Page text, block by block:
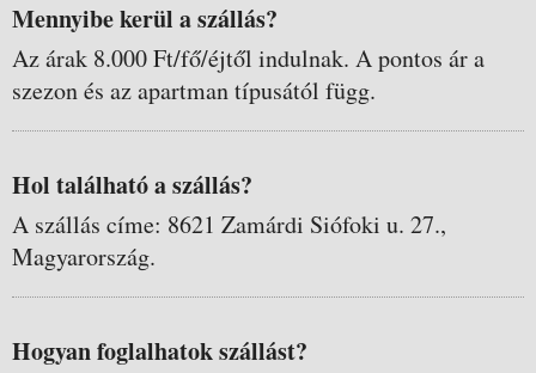
Mennyibe kerül a szállás?
Az árak 8.000 Ft/fő/éjtől indulnak. A pontos ár a
szezon és az apartman típusától függ.
Hol található a szállás?
A szállás címe: 8621 Zamárdi Siófoki u. 27.,
Magyarország.
Hogyan foglalhatok szállást?